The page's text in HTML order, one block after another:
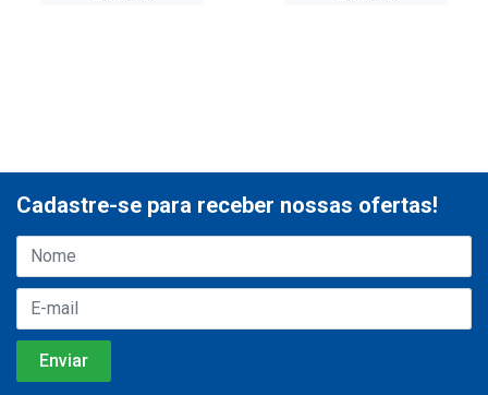
Cadastre-se para receber nossas ofertas!